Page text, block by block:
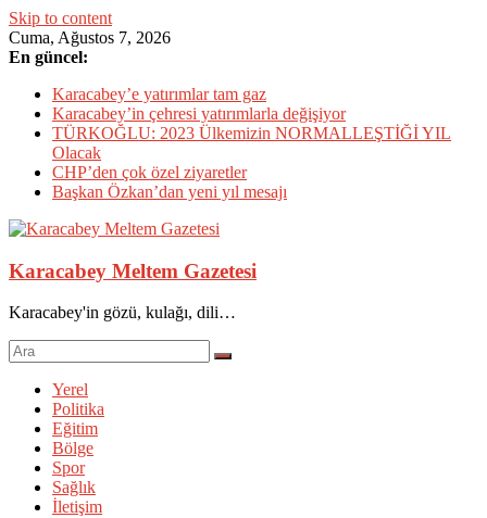
Skip to content
Cuma, Ağustos 7, 2026
En güncel:
Karacabey’e yatırımlar tam gaz
Karacabey’in çehresi yatırımlarla değişiyor
TÜRKOĞLU: 2023 Ülkemizin NORMALLEŞTİĞİ YIL
Olacak
CHP’den çok özel ziyaretler
Başkan Özkan’dan yeni yıl mesajı
Karacabey Meltem Gazetesi
Karacabey'in gözü, kulağı, dili…
Yerel
Politika
Eğitim
Bölge
Spor
Sağlık
İletişim